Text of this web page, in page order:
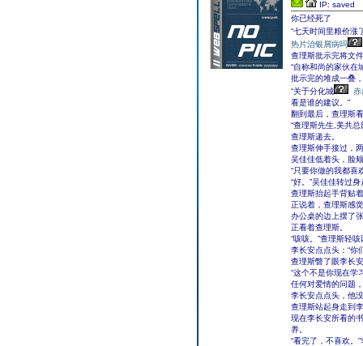
IP: saved
你已经死了
“七天时间里粮价涨
热片治银屑病吗
查理斯批示完将文
“自称和尚的家伙在
批示完的堆成一叠
“关于分化城
赤
看是谁的建议。”
翻到最后，查理斯
“查理斯先生,美共
查理斯递去。
查理斯伸手接过，
吴佳佳低着头，脸
“只要你做的我都喜
“好。”吴佳佳转过
查理斯抬起手背贴
正说着，查理斯感
办公桌的边上摆了
正看着查理斯。
“咳咳。”查理斯轻
李长安点点头：“你
查理斯瞥了眼李长
“这个不是你现在学
任何对爱情的问题
李长安点点头，他
查理斯站起身走到
现在李长安所看的
养。
“看完了，不喜欢。